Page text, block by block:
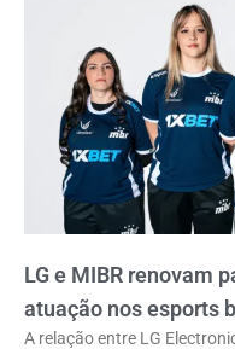
LG e MIBR renovam
atuação nos esports
A relação entre LG